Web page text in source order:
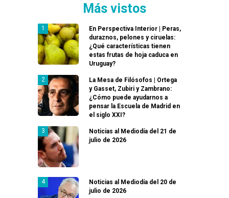
Más vistos
En Perspectiva Interior | Peras,
duraznos, pelones y ciruelas:
¿Qué características tienen
estas frutas de hoja caduca en
Uruguay?
La Mesa de Filósofos | Ortega
y Gasset, Zubiri y Zambrano:
¿Cómo puede ayudarnos a
pensar la Escuela de Madrid en
el siglo XXI?
Noticias al Mediodía del 21 de
julio de 2026
Noticias al Mediodía del 20 de
julio de 2026